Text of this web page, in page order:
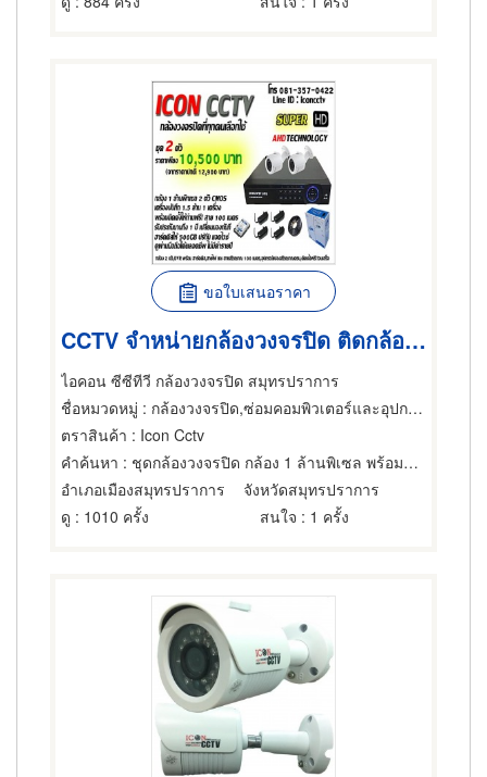
ขอใบเสนอราคา
CCTV จำหน่ายกล้องวงจรปิด ติดกล้องวงจรปิด ขายกล้องวงจรปิด
ไอคอน ซีซีทีวี กล้องวงจรปิด สมุทรปราการ
ชื่อหมวดหมู่ : กล้องวงจรปิด,ซ่อมคอมพิวเตอร์และอุปกรณ์ต่อพ่วง,ผู้จำหน่ายคอมพิวเตอร์และอุปกรณ์ต่อพ่วง
ตราสินค้า : Icon Cctv
คำค้นหา : ชุดกล้องวงจรปิด กล้อง 1 ล้านพิเซล พร้อมอุปกรณ์ครบ
อำเภอเมืองสมุทรปราการ
จังหวัดสมุทรปราการ
ดู : 1010 ครั้ง สนใจ : 1 ครั้ง